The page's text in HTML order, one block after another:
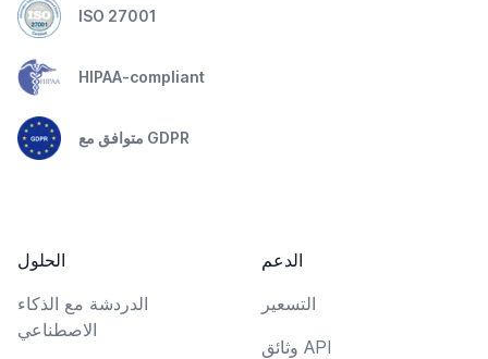
ISO 27001
HIPAA-compliant
متوافق مع GDPR
الحلول
الدردشة مع الذكاء
الاصطناعي
الدعم
التسعير
وثائق API